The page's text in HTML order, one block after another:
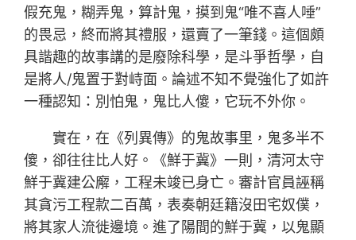
假充鬼，糊弄鬼，算計鬼，摸到鬼“唯不喜人唾”
的畏忌，終而將其禮服，還賣了一筆錢。這個頗
具諧趣的故事講的是廢除科學，是斗爭哲學，自
是將人/鬼置于對峙面。論述不知不覺強化了如許
一種認知：別怕鬼，鬼比人傻，它玩不外你。
實在，在《列異傳》的鬼故事里，鬼多半不
傻，卻往往比人好。《鮮于冀》一則，清河太守
鮮于冀建公廨，工程未竣已身亡。審計官員誣稱
其貪污工程款二百萬，表奏朝廷籍沒田宅奴僕，
將其家人流徙邊境。進了陽間的鮮于冀，以鬼顯